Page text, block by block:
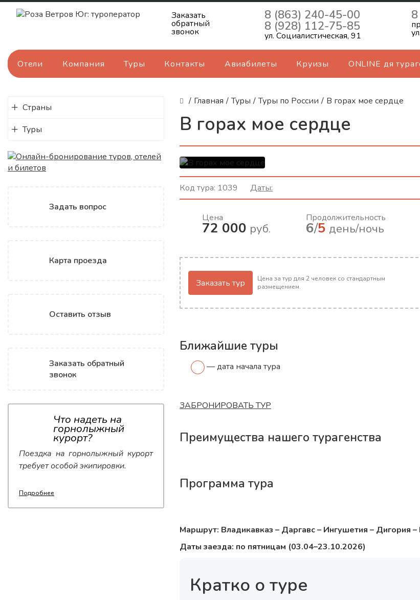
Заказать
обратный
звонок
8 (863) 240-45-00
8 (928) 112-75-85
ул. Социалистическая, 91
Отели Компания Туры Контакты Авиабилеты Круизы ONLINE дя
/ Главная / Туры / Туры по России / В горах мое сердце
В горах мое сердце
Страны
Туры
Задать вопрос
Карта проезда
Оставить отзыв
Заказать обратный
звонок
Что надеть на
горнолыжный
курорт?
Поездка на горнолыжный курорт
требует особой экипировки.
Подробнее
Покоряйте кавказские вершины, где
вечность гор и душа древних земель.
Грозный – Цей – Мамисон Даты заезда: по пятницам (03...
Подробнее
Код тура: 1039 Даты:
Цена
72 000 руб.
Продолжительность
6/5 день/ночь
Заказать тур
Цена за тур для 2 человек со стандартным
размещением.
Ближайшие туры
— дата начала тура
ЗАБРОНИРОВАТЬ ТУР
Преимущества нашего турагенства
Программа тура
Маршрут: Владикавказ – Даргавс – Ингушетия – Дигория
Даты заезда: по пятницам (03.04–23.10.2026)
Кратко о туре